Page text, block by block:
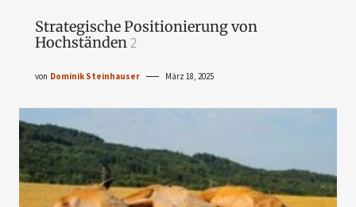
Strategische Positionierung von
Hochständen2
von Dominik Steinhauser März 18, 2025